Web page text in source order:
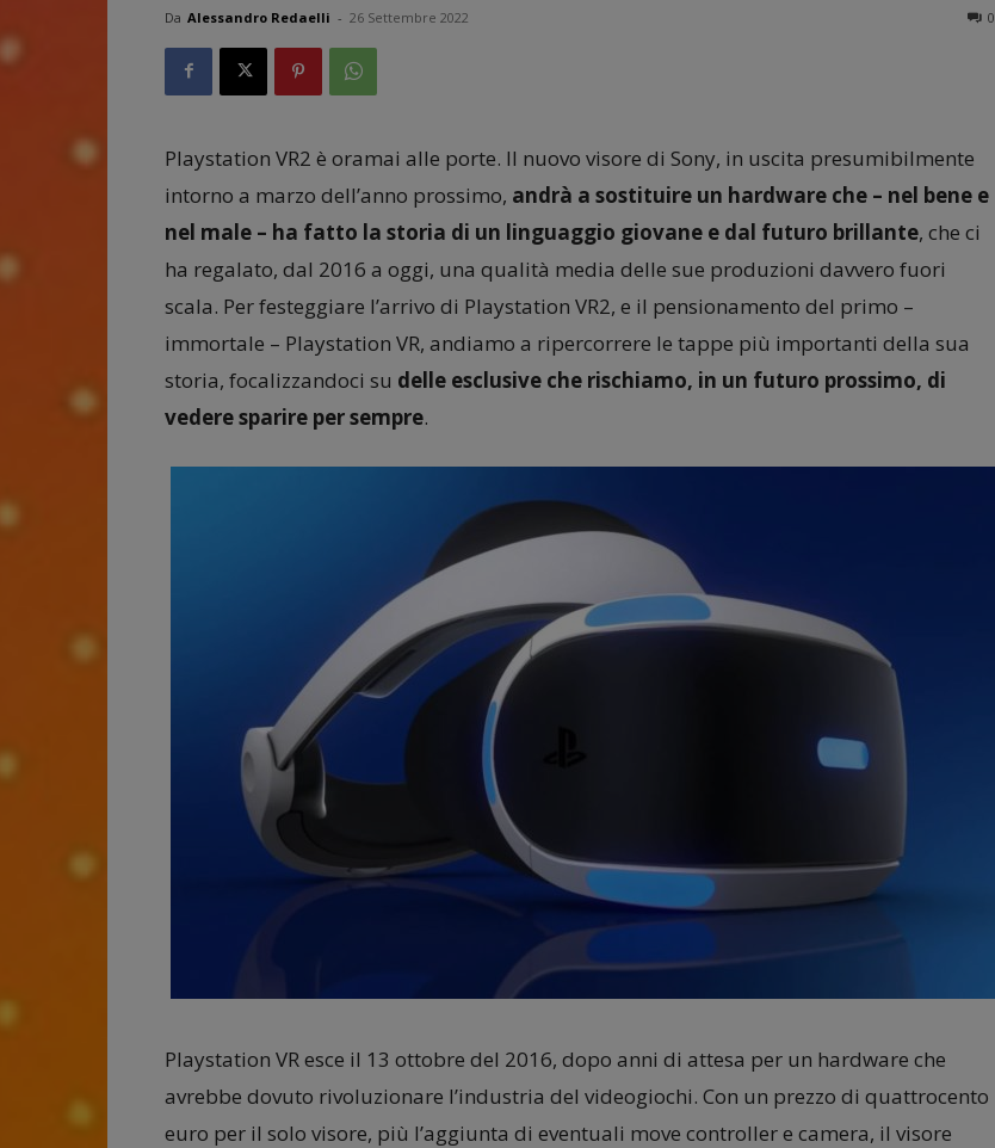
Da Alessandro Redaelli - 26 Settembre 2022 0
Playstation VR2 è oramai alle porte. Il nuovo visore di Sony, in uscita presumibilmente
intorno a marzo dell’anno prossimo, andrà a sostituire un hardware che – nel bene e
nel male – ha fatto la storia di un linguaggio giovane e dal futuro brillante, che ci
ha regalato, dal 2016 a oggi, una qualità media delle sue produzioni davvero fuori
scala. Per festeggiare l’arrivo di Playstation VR2, e il pensionamento del primo –
immortale – Playstation VR, andiamo a ripercorrere le tappe più importanti della sua
storia, focalizzandoci su delle esclusive che rischiamo, in un futuro prossimo, di
vedere sparire per sempre.
Playstation VR esce il 13 ottobre del 2016, dopo anni di attesa per un hardware che
avrebbe dovuto rivoluzionare l’industria del videogiochi. Con un prezzo di quattrocento
euro per il solo visore, più l’aggiunta di eventuali move controller e camera, il visore